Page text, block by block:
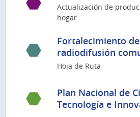
Actualización de
hogar
Fortalecimiento
radiodifusión
Hoja de Ruta
Plan Nacional de
Tecnología e